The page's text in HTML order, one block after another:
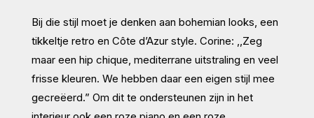
Bij die stijl moet je denken aan bohemian looks, een
tikkeltje retro en Côte d’Azur style. Corine: ,,Zeg
maar een hip chique, mediterrane uitstraling en veel
frisse kleuren. We hebben daar een eigen stijl mee
gecreëerd.” Om dit te ondersteunen zijn in het